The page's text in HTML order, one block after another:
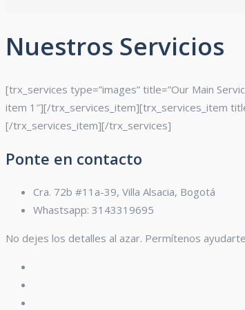
Nuestros Servicios
[trx_services type=”images” title=”Our Main
item 1″][/trx_services_item][trx_services_item
[/trx_services_item][/trx_services]
Ponte en contacto
Cra. 72b #11a-39, Villa Alsacia, Bogotá
Whastsapp: 3143319695
No dejes los detalles al azar. Permítenos